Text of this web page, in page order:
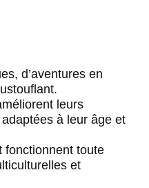
d’aventures en
leurs
à leur âge et
fonctionnent toute
et